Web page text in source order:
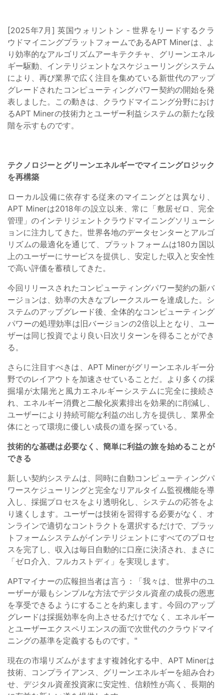
[2025年7月] 英国ウォリントン - 世界をリードするクラ
ウドマイニングプラットフォームであるAPT Minerは、よ
り効率的なアルゴリズムアーキテクチャ、グリーンエネル
ギー駆動、インテリジェントなスケジューリングシステム
により、再び業界で広く注目を集めている新世代のアップ
グレードされたコンピューティングパワー契約の開始を発
表しました。この動きは、クラウドマイニング分野におけ
るAPT Minerの技術力とユーザー利益システムの新たな段
階を示すものです。
テクノロジーとグリーンエネルギーでマイニングロジック
を再構築
ローカル設備に依存する従来のマイニングとは異なり、
APT Minerは2018年の設立以来、常に「敷居ゼロ、完全
管理」のインテリジェントクラウドマイニングソリューシ
ョンに注力してきた。世界各地のデータセンターとアルゴ
リズムの最適化を通じて、プラットフォームは180カ国以
上のユーザーにサービスを提供し、安定した収入と安全性
で高い評価を蓄積してきた。
今回リリースされたコンピューティングパワー契約の新バ
ージョンは、効率の大きなブレークスルーを達成した。シ
ステムのアップグレード後、全体的なコンピューティング
パワーの処理効率は旧バージョンの2倍以上となり、ユー
ザーは同じ投資でより良い日次リターンを得ることができ
る。
さらに注目すべきは、APT Minerがグリーンエネルギー分
野でのレイアウトを加速させていることだ。より多くの採
掘場が太陽光と風力エネルギーシステムに完全に接続さ
れ、エネルギー消費と二酸化炭素排出を効果的に削減し、
ユーザーにより持続可能な利益の出し方を提供し、業界全
体にとって環境に優しい成長の道を探っている。
技術的な基礎は必要なく、簡単に利益の旅を始めることが
できる
新しい契約システムは、同時に自動コンピューティングパ
ワースケジューリングと完全なリアルタイム監視機能を導
入し、採掘プロセスをより透明化し、システムの応答をよ
り速くします。ユーザーは技術を習得する必要がなく、オ
ンラインで適切なコントラクトを選択するだけで、プラッ
トフォームシステムがインテリジェントにすべてのプロセ
スを完了し、収入は毎日自動的に口座に決済され、まさに
「ゼロ介入、フルカストディ」を実現します。
APTマイナーの広報担当者は言う：「我々は、世界中のユ
ーザーが最もシンプルな方法でデジタル資産の成長の恩恵
を享受できるようにすることを約束します。今回のアップ
グレードは採掘効率を向上させるだけでなく、エネルギー
とユーザーエクスペリエンスの面で次世代のクラウドマイ
ニングの基準を定義するものです。"
現在の市場リズムがますます複雑化する中、APT Minerは
技術、コンプライアンス、グリーンエネルギーを組み合わ
せ、デジタル資産投資家に安定性、信頼性が高く、長期的